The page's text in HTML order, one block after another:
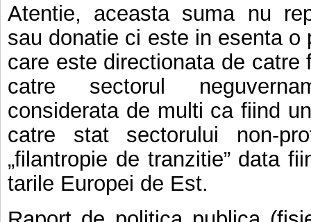
Atentie, aceasta suma nu
sau donatie ci este in esenta o
care este directionata de catre
catre sectorul
considerata de multi ca fiind
catre stat sectorului non-
„filantropie de tranzitie” data
tarile Europei de Est.